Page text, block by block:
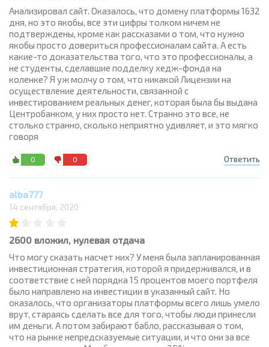
Анализировал сайт. Оказалось, что домену платформы 1632
дня, но это якобы, все эти цифры толком ничем не
подтверждены, кроме как рассказами о том, что нужно
якобы просто довериться профессионалам сайта. А есть
какие-то доказательства того, что это профессионалы, а
не студенты, сделавшие подделку хедж-фонда на
коленке? Я уж молчу о том, что никакой Лицензии на
осуществление деятельности, связанной с
инвестированием реальных денег, которая была бы выдана
Центробанком, у них просто нет. Странно это все, не
столько странно, сколько неприятно удивляет, и это мягко
говоря
0 0 Ответить
alba777
14 сентября, 2020
2600 вложил, нулевая отдача
Что могу сказать насчет них? У меня была запланированная
инвестиционная стратегия, которой я придерживался, и в
соответствие с ней порядка 15 процентов моего портфеля
было направлено на инвестиции в указанный сайт. Но
оказалось, что организаторы платформы всего лишь умело
врут, стараясь сделать все для того, чтобы люди принесли
им деньги. А потом забирают бабло, рассказывая о том,
что на рынке непредсказуемые ситуации, и что они за все